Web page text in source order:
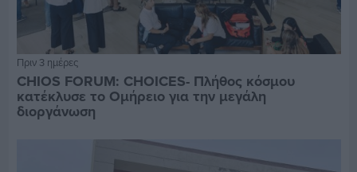
Πριν 3 ημέρες
CHIOS FORUM: CHOICES- Πλήθος κόσμου
κατέκλυσε το Ομήρειο για την μεγάλη
διοργάνωση